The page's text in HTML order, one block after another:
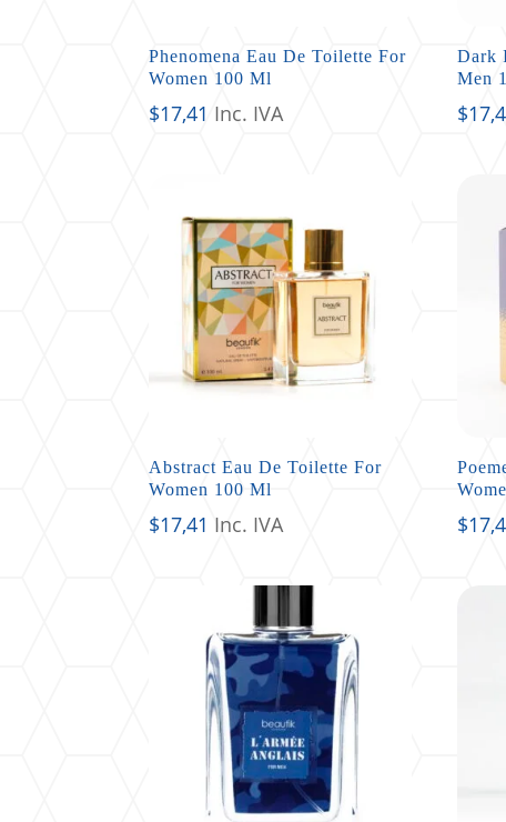
Phenomena Eau De Toilette For
Women 100 Ml
$17,41 Inc. IVA
Dark
Men
$
Abstract Eau De Toilette For
Women 100 Ml
$17,41 Inc. IVA $